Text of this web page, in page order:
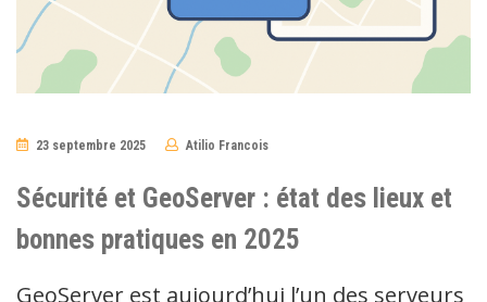
23 septembre 2025 Atilio Francois
Sécurité et GeoServer : état des lieux et
bonnes pratiques en 2025
GeoServer est aujourd’hui l’un des serveurs